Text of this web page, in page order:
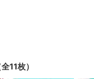
11枚）